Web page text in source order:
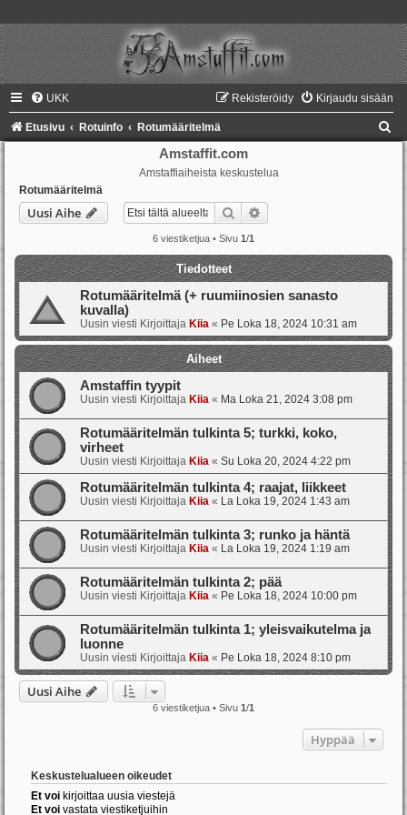
UKK Kirjaudu sisään
Rekisteröidy
Etusivu Rotuinfo Rotumääritelmä
Amstaffit.com
Amstaffiaiheista keskustelua
Rotumääritelmä
Uusi Aihe Etsi
6 viestiketjua • Sivu 1/1
Tiedotteet
Rotumääritelmä (+ ruumiinosien sanasto
kuvalla)
Uusin viesti Kirjoittaja Kiia « Pe Loka 18, 2024 10:31 am
Aiheet
Amstaffin tyypit
Uusin viesti Kirjoittaja Kiia « Ma Loka 21, 2024 3:08 pm
Rotumääritelmän tulkinta 5; turkki, koko,
virheet
Uusin viesti Kirjoittaja Kiia « Su Loka 20, 2024 4:22 pm
Rotumääritelmän tulkinta 4; raajat, liikkeet
Uusin viesti Kirjoittaja Kiia « La Loka 19, 2024 1:43 am
Rotumääritelmän tulkinta 3; runko ja häntä
Uusin viesti Kirjoittaja Kiia « La Loka 19, 2024 1:19 am
Rotumääritelmän tulkinta 2; pää
Uusin viesti Kirjoittaja Kiia « Pe Loka 18, 2024 10:00 pm
Rotumääritelmän tulkinta 1; yleisvaikutelma ja
luonne
Uusin viesti Kirjoittaja Kiia « Pe Loka 18, 2024 8:10 pm
Uusi Aihe
6 viestiketjua • Sivu 1/1
Hyppää
Keskustelualueen oikeudet
Et voi kirjoittaa uusia viestejä
Et voi vastata viestiketjuihin